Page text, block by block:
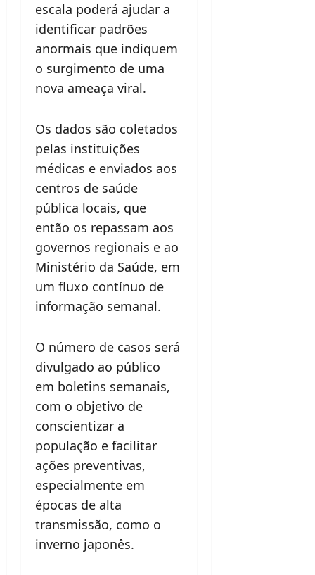
escala poderá ajudar a
identificar padrões
anormais que indiquem
o surgimento de uma
nova ameaça viral.
Os dados são coletados
pelas instituições
médicas e enviados aos
centros de saúde
pública locais, que
então os repassam aos
governos regionais e ao
Ministério da Saúde, em
um fluxo contínuo de
informação semanal.
O número de casos será
divulgado ao público
em boletins semanais,
com o objetivo de
conscientizar a
população e facilitar
ações preventivas,
especialmente em
épocas de alta
transmissão, como o
inverno japonês.